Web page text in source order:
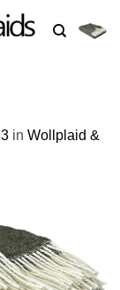
in Wollplaid &